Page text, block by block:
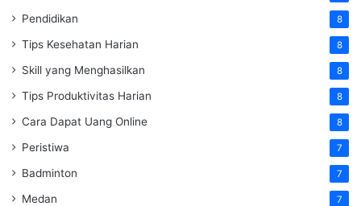
Pendidikan 8
Tips Kesehatan Harian 8
Skill yang Menghasilkan 8
Tips Produktivitas Harian 8
Cara Dapat Uang Online 8
Peristiwa 7
Badminton 7
Medan 7